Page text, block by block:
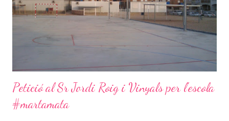
Petició al Sr Jordi Roig i Vinyals per l'escola
#martamata